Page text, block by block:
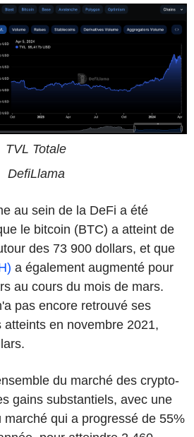
TVL Totale
DefiLlama
au sein de la DeFi a été
le bitcoin (BTC) a atteint de
des 73 900 dollars, et que
a également augmenté pour
au cours du mois de mars.
pas encore retrouvé ses
en novembre 2021,
du marché des crypto-
gains substantiels, avec une
qui a progressé de 55%